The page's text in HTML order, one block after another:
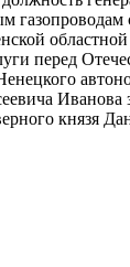
перед
Иванова